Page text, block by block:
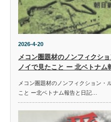
2026-4-20
メコン圏題材のノンフィクシ
ノイで見たこと ー 北ベトナム
メコン圏題材のノンフィクション・
こと ー北ベトナム報告と日記…